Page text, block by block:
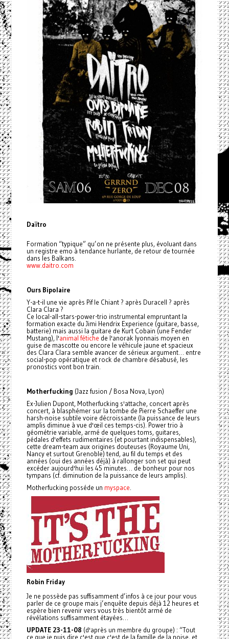
Daïtro
Formation “typique” qu’on ne présente plus, évoluant dans
un registre emo à tendance hurlante, de retour de tournée
dans les Balkans.
www.daitro.com
Ours Bipolaire
Y-a-t-il une vie après Pif le Chiant ? après Duracell ? après
Clara Clara ?
Ce local-all-stars-power-trio instrumental empruntant la
formation exacte du Jimi Hendrix Experience (guitare, basse,
batterie) mais aussi la guitare de Kurt Cobain (une Fender
Mustang), l'animal fétiche de l'anorak lyonnais moyen en
guise de mascotte ou encore le véhicule jaune et spacieux
des Clara Clara semble avancer de sérieux argument… entre
social-pop opératique et rock de chambre désabusé, les
pronostics vont bon train.
Motherfucking (Jazz fusion / Bosa Nova, Lyon)
Ex-Julien Dupont, Motherfucking s'attache, concert après
concert, à blasphémer sur la tombe de Pierre Schaeffer une
harsh-noise subtile voire décroissante (la puissance de leurs
amplis diminue à vue d'œil ces temps-cis). Power trio à
géométrie variable, armé de quelques toms, guitares,
pédales d'effets rudimentaires (et pourtant indispensables),
cette dream-team aux origines douteuses (Royaume Uni,
Nancy et surtout Grenoble) tend, au fil du temps et des
années (oui des années déjà) à rallonger son set qui peut
excéder aujourd'hui les 45 minutes… de bonheur pour nos
tympans (cf. diminution de la puissance de leurs amplis).
Motherfucking posséde un myspace.
Robin Friday
Je ne possède pas suffisamment d’infos à ce jour pour vous
parler de ce groupe mais j’enquête depuis déjà 12 heures et
espère bien revenir vers vous très bientôt armé de
révélations suffisamment étayées…
UPDATE 23-11-08 (d'après un membre du groupe) : “Tout
ce que je puis dire c'est que c'est de la famille de la noise, et